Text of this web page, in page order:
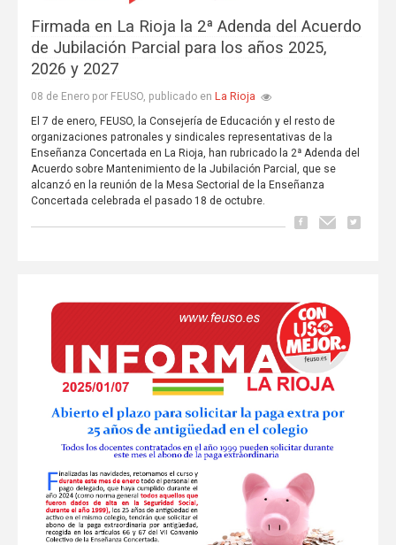
Firmada en La Rioja la 2ª Adenda del Acuerdo
de Jubilación Parcial para los años 2025,
2026 y 2027
08 de Enero por FEUSO, publicado en La Rioja
El 7 de enero, FEUSO, la Consejería de Educación y el resto de
organizaciones patronales y sindicales representativas de la
Enseñanza Concertada en La Rioja, han rubricado la 2ª Adenda del
Acuerdo sobre Mantenimiento de la Jubilación Parcial, que se
alcanzó en la reunión de la Mesa Sectorial de la Enseñanza
Concertada celebrada el pasado 18 de octubre.